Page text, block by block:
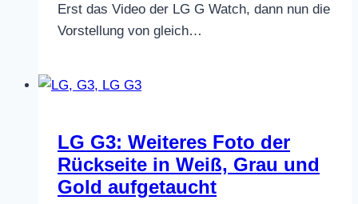
Erst das Video der LG G Watch, dann nun die
Vorstellung von gleich…
LG G3: Weiteres Foto der
Rückseite in Weiß, Grau und
Gold aufgetaucht